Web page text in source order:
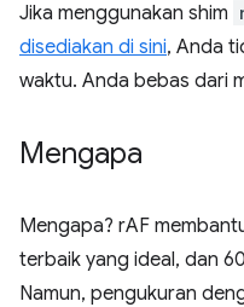
Jika menggunakan shim
disediakan di sini, Anda
waktu. Anda bebas dari
Mengapa
Mengapa? rAF
terbaik yang ideal, dan
Namun, pengukuran